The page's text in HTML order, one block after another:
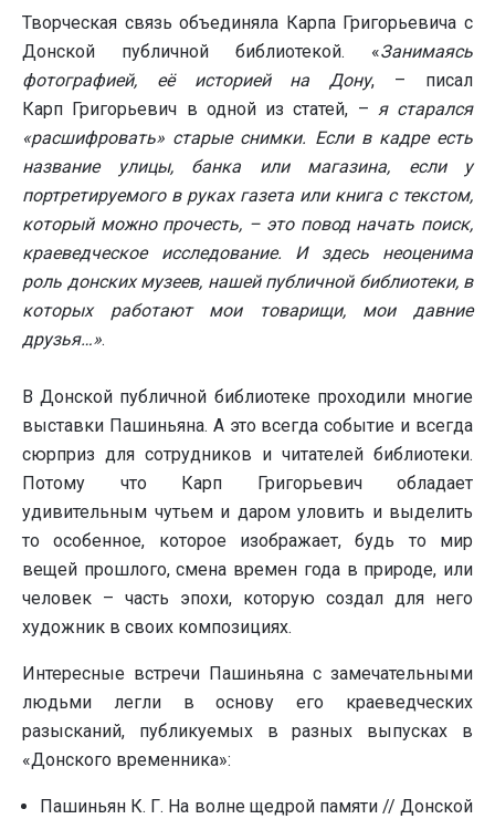
Творческая связь объединяла Карпа Григорьевича с
Донской публичной библиотекой. «Занимаясь
фотографией, её историей на Дону, – писал
Карп Григорьевич в одной из статей, – я старался
«расшифровать» старые снимки. Если в кадре есть
название улицы, банка или магазина, если у
портретируемого в руках газета или книга с текстом,
который можно прочесть, – это повод начать поиск,
краеведческое исследование. И здесь неоценима
роль донских музеев, нашей публичной библиотеки, в
которых работают мои товарищи, мои давние
друзья…».
В Донской публичной библиотеке проходили многие
выставки Пашиньяна. А это всегда событие и всегда
сюрприз для сотрудников и читателей библиотеки.
Потому что Карп Григорьевич обладает
удивительным чутьем и даром уловить и выделить
то особенное, которое изображает, будь то мир
вещей прошлого, смена времен года в природе, или
человек – часть эпохи, которую создал для него
художник в своих композициях.
Интересные встречи Пашиньяна с замечательными
людьми легли в основу его краеведческих
разысканий, публикуемых в разных выпусках в
«Донского временника»:
Пашиньян К. Г. На волне щедрой памяти // Донской